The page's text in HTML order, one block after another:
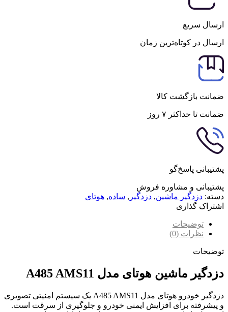
ارسال سریع
ارسال در کوتاه‌ترین زمان
ضمانت بازگشت کالا
ضمانت تا حداکثر ۷ روز
پشتیبانی پاسخ‌گو
پشتیبانی و مشاوره فروش
دسته: دزدگیر ماشین, دزدگیر , ساده, هوتای
اشتراک گذاری
توضیحات
نظرات (0)
توضیحات
دزدگیر ماشین هوتای مدل A485 AMS11
دزدگیر خودرو هوتای مدل A485 AMS11 یک سیستم امنیتی تصویری
و پیشرفته برای افزایش ایمنی خودرو و جلوگیری از سرقت است.